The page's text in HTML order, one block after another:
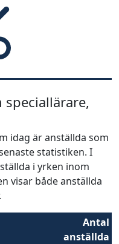
idag är anställda som
statistiken. I
i yrken inom
visar både anställda
Antal
anställda